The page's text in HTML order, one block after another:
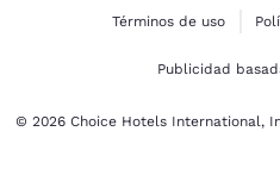
Términos de uso
Publicidad
© 2026 Choice Hotels International,